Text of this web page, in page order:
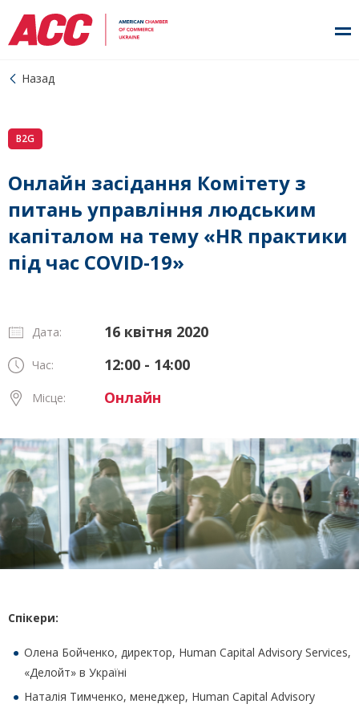
Назад
B2G
Онлайн засідання Комітету з
питань управління людським
капіталом на тему «HR практики
під час COVID-19»
Дата: 16 квітня 2020
Час: 12:00 - 14:00
Місце: Онлайн
Спікери:
Олена Бойченко, директор, Human Capital Advisory Services,
«Делойт» в Україні
Наталія Тимченко, менеджер, Human Capital Advisory